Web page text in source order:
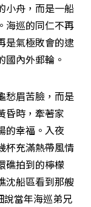
小舟，而是一船
海巡的同仁不再
是氣極敗會的逮
國內外郵輪。
愁眉苦臉，而是
昏時，牽著家
的幸福。入夜
杯充滿熱帶風情
礁拍到的檸檬
沈船區看到那艘
說當年海巡弟兄